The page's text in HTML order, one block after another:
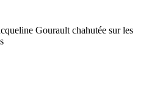
Gourault chahutée sur les